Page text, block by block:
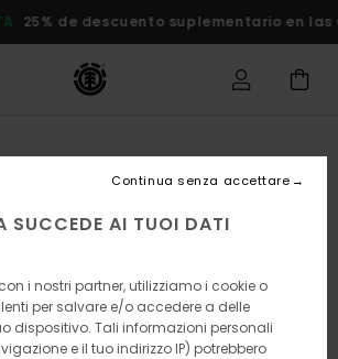
de descuento suplementario en las
SUCCEDE AI TUOI DATI
i nostri partner, utilizziamo i cookie o
per salvare e/o accedere a delle
dispositivo. Tali informazioni personali
e il tuo indirizzo IP) potrebbero
Continua senza accettare